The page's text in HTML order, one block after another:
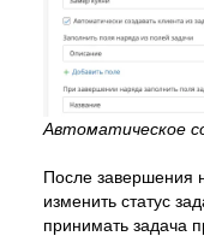
Автоматическое
После завершения
изменить статус
принимать задача